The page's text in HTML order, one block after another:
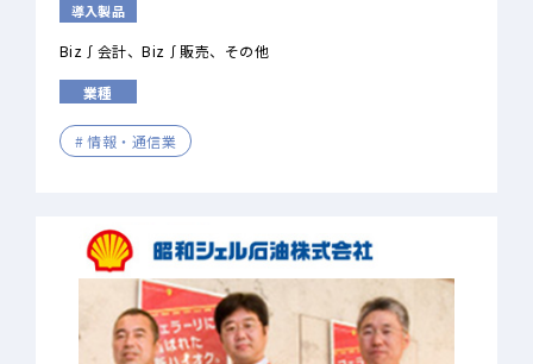
導入製品
Biz∫会計 Biz∫販売 その他
業種
情報・通信業